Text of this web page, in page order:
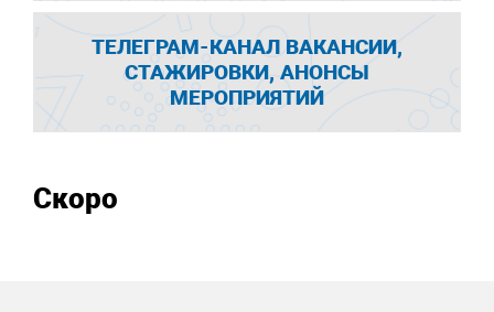
ТЕЛЕГРАМ-КАНАЛ ВАКАНСИИ,
СТАЖИРОВКИ, АНОНСЫ
МЕРОПРИЯТИЙ
Скоро